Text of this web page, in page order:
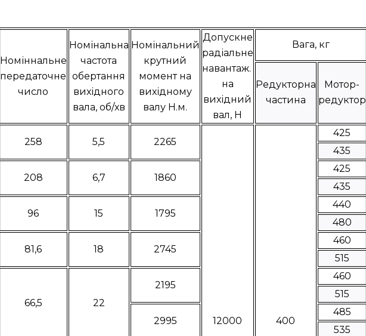
Номіннальне
передаточне
число
Номінальна
частота
обертання
вихідного
вала, об/хв
Номінальний
крутний
момент на
вихідному
валу Н.м.
Допускне
радіальне
навантаж.
на
вихідний
вал, Н
Вага, кг
Редукторна
частина
Мотор-
редуктор
258 5,5 2265
12000 400
425
435
208 6,7 1860
425
435
96 15 1795
440
480
81,6 18 2745
460
515
66,5
22
2195
460
515
2995
485
535